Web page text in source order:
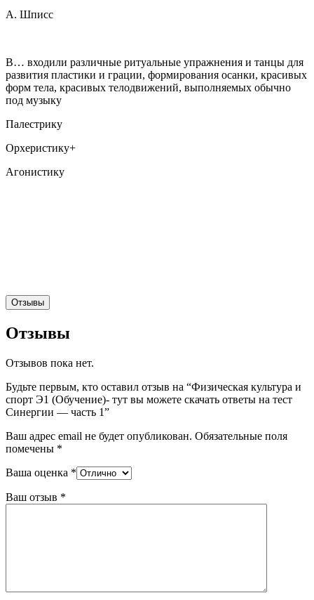
А. Шписс
В… входили различные ритуальные упражнения и танцы для
развития пластики и грации, формирования осанки, красивых
форм тела, красивых телодвижений, выполняемых обычно
под музыку
Палестрику
Орхеристику+
Агонистику
Отзывы
Отзывы
Отзывов пока нет.
Будьте первым, кто оставил отзыв на “Физическая культура и
спорт Э1 (Обучение)- тут вы можете скачать ответы на тест
Синергии — часть 1”
Ваш адрес email не будет опубликован. Обязательные поля
помечены *
Ваша оценка *
Ваш отзыв *